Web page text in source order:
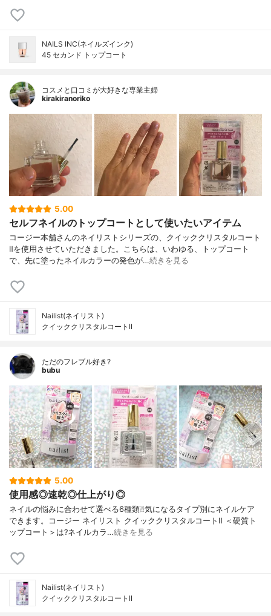
NAILS INC(ネイルズインク)
45 セカンド トップコート
コスメと口コミが大好きな専業主婦
kirakiranoriko
5.00
セルフネイルのトップコートとして使いたいアイテム
コージー本舗さんのネイリストシリーズの、クイッククリスタルコート
Ⅱを使用させていただきました。こちらは、いわゆる、トップコート
で、先に塗ったネイルカラーの発色が…続きを見る
Nailist(ネイリスト)
クイッククリスタルコートII
ただのフレブル好き?
bubu
5.00
使用感◎速乾◎仕上がり◎
ネイルの悩みに合わせて選べる6種類❕❕気になるタイプ別にネイルケア
できます。コージー ネイリスト クイッククリスタルコートⅡ ＜硬質ト
ップコート＞は?ネイルカラ…続きを見る
Nailist(ネイリスト)
クイッククリスタルコートII